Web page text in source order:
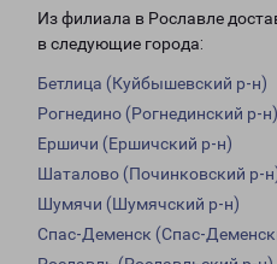
Из филиала в Рославле
в следующие города:
Бетлица (Куйбышевский р-н)
Рогнедино (Рогнединский р-н)
Ершичи (Ершичский р-н)
Шаталово (Починковский р-
Шумячи (Шумячский р-н)
Спас-Деменск (Спас-